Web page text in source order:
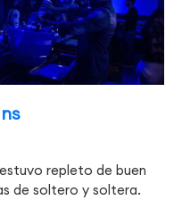
repleto de buen
de soltero y soltera.